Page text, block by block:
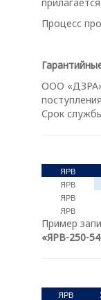
Процесс
ООО «ДЗРА»
Срок
ЯРВ
ЯРВ
ЯРВ
ЯРВ
Пример
«ЯРВ-250-
ЯРВ